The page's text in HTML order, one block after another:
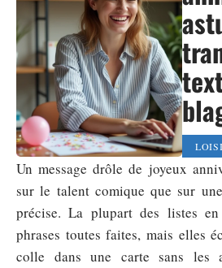
Un message drôle de joyeux
sur le talent comique que sur
précise. La plupart des listes
phrases toutes faites, mais elles
colle dans une carte sans les